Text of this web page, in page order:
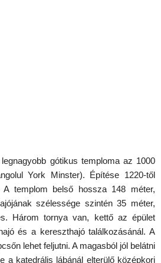
gótikus temploma az 1000
York Minster). Építése 1220-től
A templom belső hossza 148 méter,
szélessége szintén 35 méter,
Három tornya van, kettő az épület
és a kereszthajó találkozásánál. A
lehet feljutni. A magasból jól belátni
a katedrális lábánál elterülő középkori